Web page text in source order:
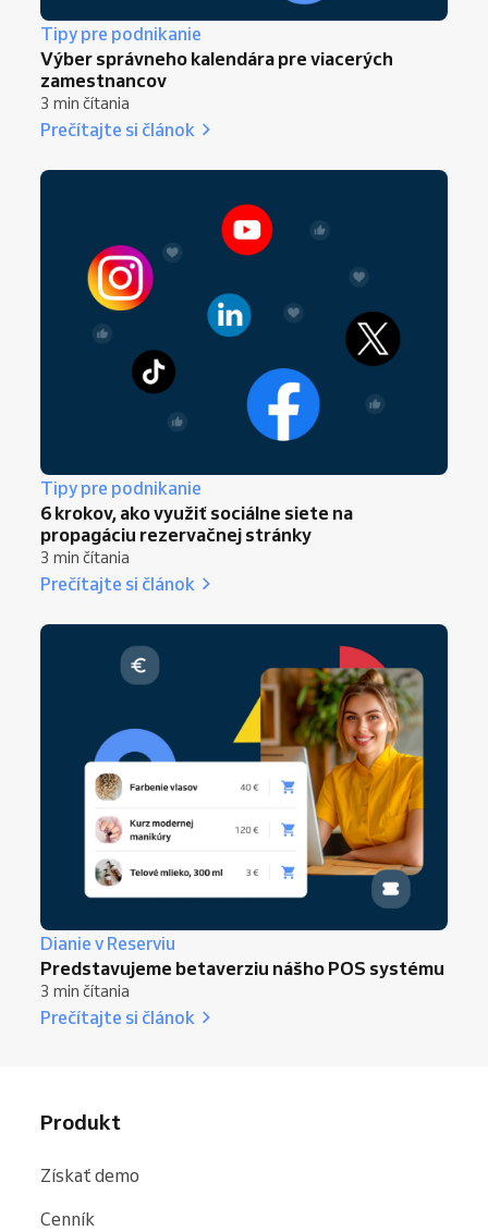
Tipy pre podnikanie
Výber správneho kalendára pre viacerých
zamestnancov
3 min čítania
Prečítajte si článok
Tipy pre podnikanie
6 krokov, ako využiť sociálne siete na
propagáciu rezervačnej stránky
3 min čítania
Prečítajte si článok
Dianie v Reserviu
Predstavujeme betaverziu nášho POS systému
3 min čítania
Prečítajte si článok
Produkt
Získať demo
Cenník